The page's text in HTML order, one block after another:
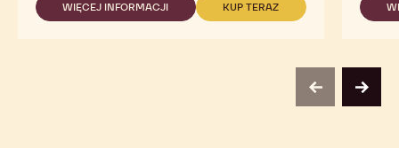
WIĘCEJ INFORMACJI
-
KUP TERAZ
-
previousnext